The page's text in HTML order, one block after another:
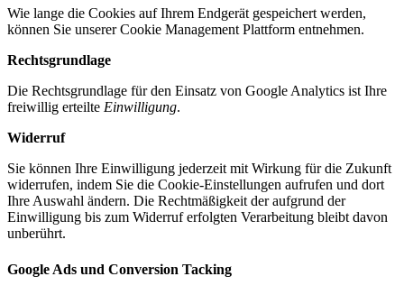
Wie lange die Cookies auf Ihrem Endgerät gespeichert werden,
können Sie unserer Cookie Management Plattform entnehmen.
Rechtsgrundlage
Die Rechtsgrundlage für den Einsatz von Google Analytics ist Ihre
freiwillig erteilte Einwilligung.
Widerruf
Sie können Ihre Einwilligung jederzeit mit Wirkung für die Zukunft
widerrufen, indem Sie die Cookie-Einstellungen aufrufen und dort
Ihre Auswahl ändern. Die Rechtmäßigkeit der aufgrund der
Einwilligung bis zum Widerruf erfolgten Verarbeitung bleibt davon
unberührt.
Google Ads und Conversion Tacking